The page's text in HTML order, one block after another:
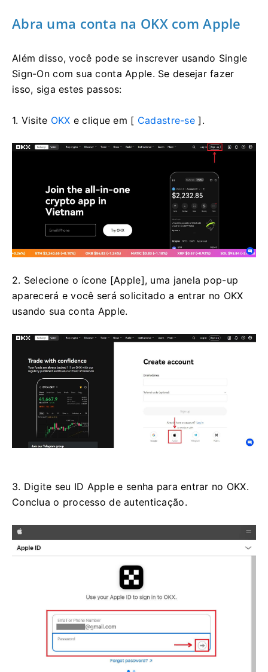
Abra uma conta na OKX com Apple
Além disso, você pode se inscrever usando Single
Sign-On com sua conta Apple. Se desejar fazer
isso, siga estes passos:
1. Visite OKX e clique em [ Cadastre-se].
2. Selecione o ícone [Apple], uma janela pop-up
aparecerá e você será solicitado a entrar no OKX
usando sua conta Apple.
3. Digite seu ID Apple e senha para entrar no OKX.
Conclua o processo de autenticação.